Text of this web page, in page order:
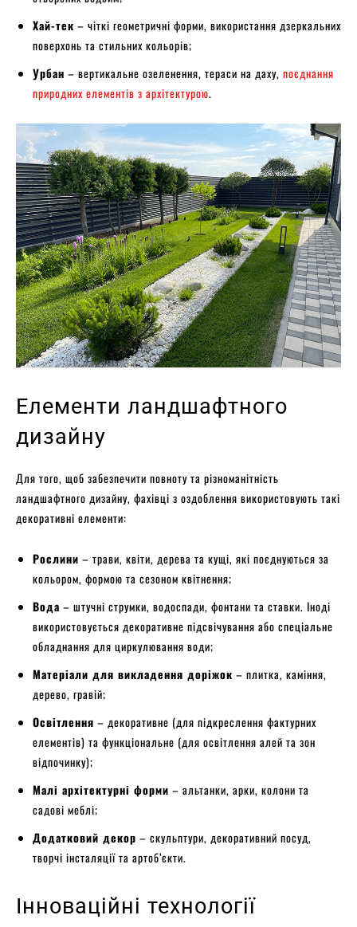
Хай-тек – чіткі геометричні форми, використання дзеркальних
поверхонь та стильних кольорів;
Урбан – вертикальне озеленення, тераси на даху, поєднання
природних елементів з архітектурою.
Елементи ландшафтного
дизайну
Для того, щоб забезпечити повноту та різноманітність
ландшафтного дизайну, фахівці з оздоблення використовують такі
декоративні елементи:
Рослини – трави, квіти, дерева та кущі, які поєднуються за
кольором, формою та сезоном квітнення;
Вода – штучні струмки, водоспади, фонтани та ставки. Іноді
використовується декоративне підсвічування або спеціальне
обладнання для циркулювання води;
Матеріали для викладення доріжок – плитка, каміння,
дерево, гравій;
Освітлення – декоративне (для підкреслення фактурних
елементів) та функціональне (для освітлення алей та зон
відпочинку);
Малі архітектурні форми – альтанки, арки, колони та
садові меблі;
Додатковий декор – скульптури, декоративний посуд,
творчі інсталяції та артоб’єкти.
Інноваційні технології